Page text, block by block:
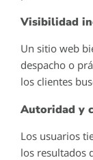
Visibilidad
Un sitio web
despacho o
los clientes
Autoridad y
Los usuarios
los resultados